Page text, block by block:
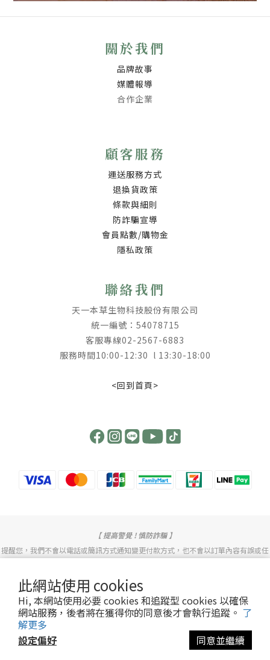
此網站使用 cookies
Hi, 本網站使用必要 cookies 和追蹤型 cookies 以確保
網站服務，後者將在獲得你的同意後才會執行追蹤。 了
解更多
設定偏好
同意並繼續
關於我們
品牌故事
媒體報導
合作企業
顧客服務
運送服務方式
退換貨政策
條款與細則
防詐騙宣導
會員點數/購物金
隱私政策
聯絡我們
天一本草生物科技股份有限公司
統一編號：54078715
客服專線02-2567-6883
服務時間10:00-12:30 l 13:30-18:00
<回到首頁>
【 提高警覺 ! 慎防詐騙 】
提醒您，我們不會以電話或簡訊方式通知變更付款方式，也不會以訂單內容有誤或任
若有任何問題歡迎致電或透過LINE客服詢問。
Copyright© [2014][天一本草生物科技股份有限公司]